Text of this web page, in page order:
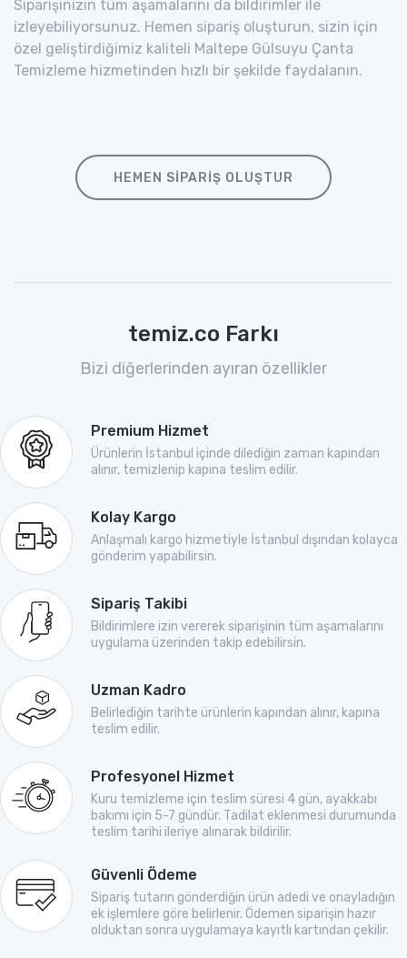
Siparişinizin tüm aşamalarını da bildirimler ile
izleyebiliyorsunuz. Hemen sipariş oluşturun, sizin için
özel geliştirdiğimiz kaliteli Maltepe Gülsuyu Çanta
Temizleme hizmetinden hızlı bir şekilde faydalanın.
HEMEN SIPARIŞ OLUŞTUR
temiz.co Farkı
Bizi diğerlerinden ayıran özellikler
Premium Hizmet
Ürünlerin İstanbul içinde dilediğin zaman kapından
alınır, temizlenip kapına teslim edilir.
Kolay Kargo
Anlaşmalı kargo hizmetiyle İstanbul dışından kolayca
gönderim yapabilirsin.
Sipariş Takibi
Bildirimlere izin vererek siparişinin tüm aşamalarını
uygulama üzerinden takip edebilirsin.
Uzman Kadro
Belirlediğin tarihte ürünlerin kapından alınır, kapına
teslim edilir.
Profesyonel Hizmet
Kuru temizleme için teslim süresi 4 gün, ayakkabı
bakımı için 5-7 gündür. Tadilat eklenmesi durumunda
teslim tarihi ileriye alınarak bildirilir.
Güvenli Ödeme
Sipariş tutarın gönderdiğin ürün adedi ve onayladığın
ek işlemlere göre belirlenir. Ödemen siparişin hazır
olduktan sonra uygulamaya kayıtlı kartından çekilir.